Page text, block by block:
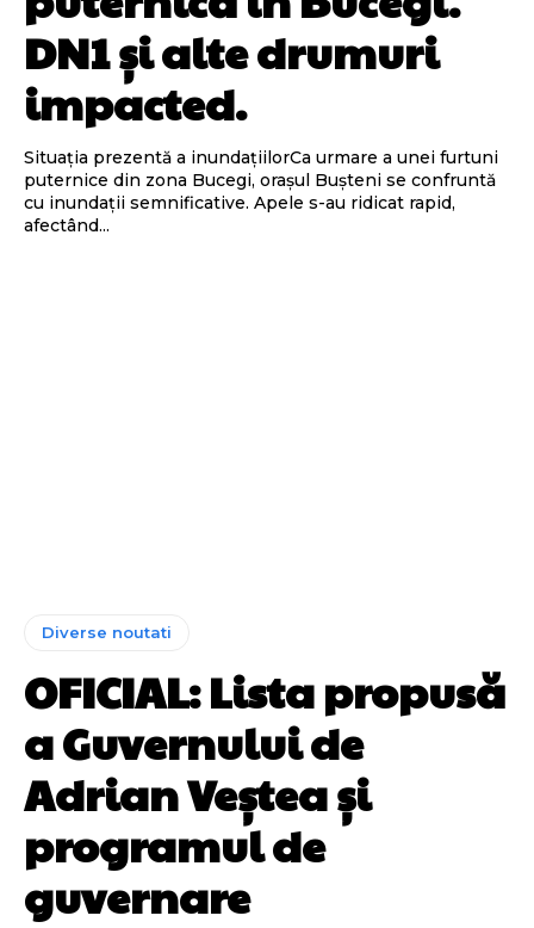
DN1 și alte drumuri
impacted.
Situația prezentă a inundațiilorCa urmare a unei furtuni
puternice din zona Bucegi, orașul Bușteni se confruntă
cu inundații semnificative. Apele s-au ridicat rapid,
afectând...
Diverse noutati
OFICIAL: Lista propusă
a Guvernului de
Adrian Veștea și
programul de
guvernare